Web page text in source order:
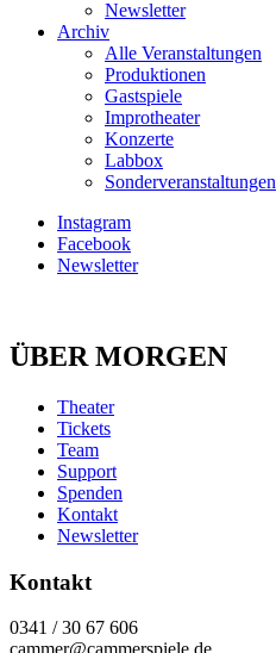
Newsletter
Archiv
Alle Veranstaltungen
Produktionen
Gastspiele
Improtheater
Konzerte
Labbox
Sonderveranstaltungen
Instagram
Facebook
Newsletter
ÜBER MORGEN
Theater
Tickets
Team
Support
Spenden
Kontakt
Newsletter
Kontakt
0341 / 30 67 606